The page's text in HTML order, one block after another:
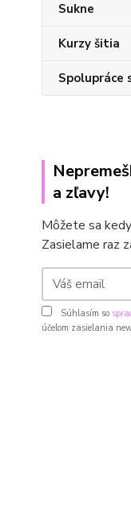
Sukne
Kurzy šitia
Spolupráce
a zľavy!
Môžete sa
Zasielame raz
Súhlasím so
účelom zasielania